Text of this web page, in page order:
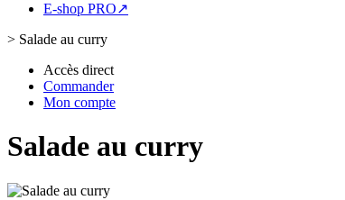
E-shop PRO↗
> Salade au curry
Accès direct
Commander
Mon compte
Salade au curry